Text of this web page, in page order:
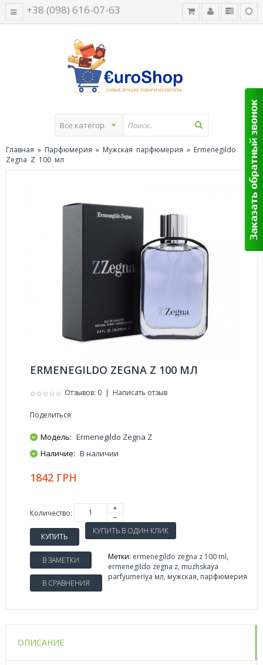
+38 (098) 616-07-63
Главная » Парфюмерия » Мужская парфюмерия » Ermenegildo
Zegna Z 100 мл
ERMENEGILDO ZEGNA Z 100 МЛ
Отзывов: 0 | Написать отзыв
Поделиться
Модель: Ermenegildo Zegna Z
Наличие: В наличии
1842 ГРН
Количество:
КУПИТЬ
В ЗАМЕТКИ
В СРАВНЕНИЯ
Метки: ermenegildo zegna z 100 ml,
ermenegildo zegna z, muzhskaya
parfyumeriya мл, мужская, парфюмерия
ОПИСАНИЕ